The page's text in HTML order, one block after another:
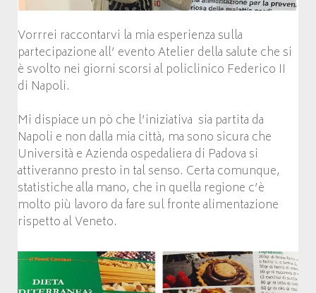
Vorrrei raccontarvi la mia esperienza sulla
partecipazione all’ evento Atelier della salute che si
è svolto nei giorni scorsi al policlinico Federico II
di Napoli.
Mi dispiace un pò che l’iniziativa sia partita da
Napoli e non dalla mia città, ma sono sicura che
Università e Azienda ospedaliera di Padova si
attiveranno presto in tal senso. Certa comunque,
statistiche alla mano, che in quella regione c’è
molto più lavoro da fare sul fronte alimentazione
rispetto al Veneto.